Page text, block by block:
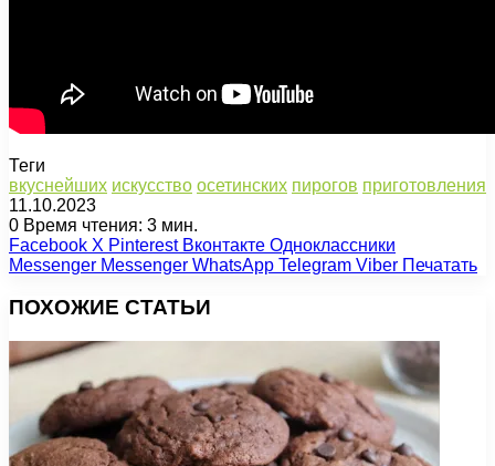
Теги
вкуснейших искусство осетинских пирогов приготовления
11.10.2023
0 Время чтения: 3 мин.
Facebook X Pinterest Вконтакте Одноклассники
Messenger Messenger WhatsApp Telegram Viber Печатать
ПОХОЖИЕ СТАТЬИ